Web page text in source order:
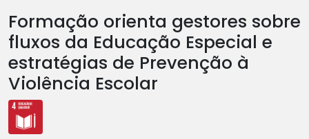
Formação orienta gestores sobre
fluxos da Educação Especial e
estratégias de Prevenção à
Violência Escolar